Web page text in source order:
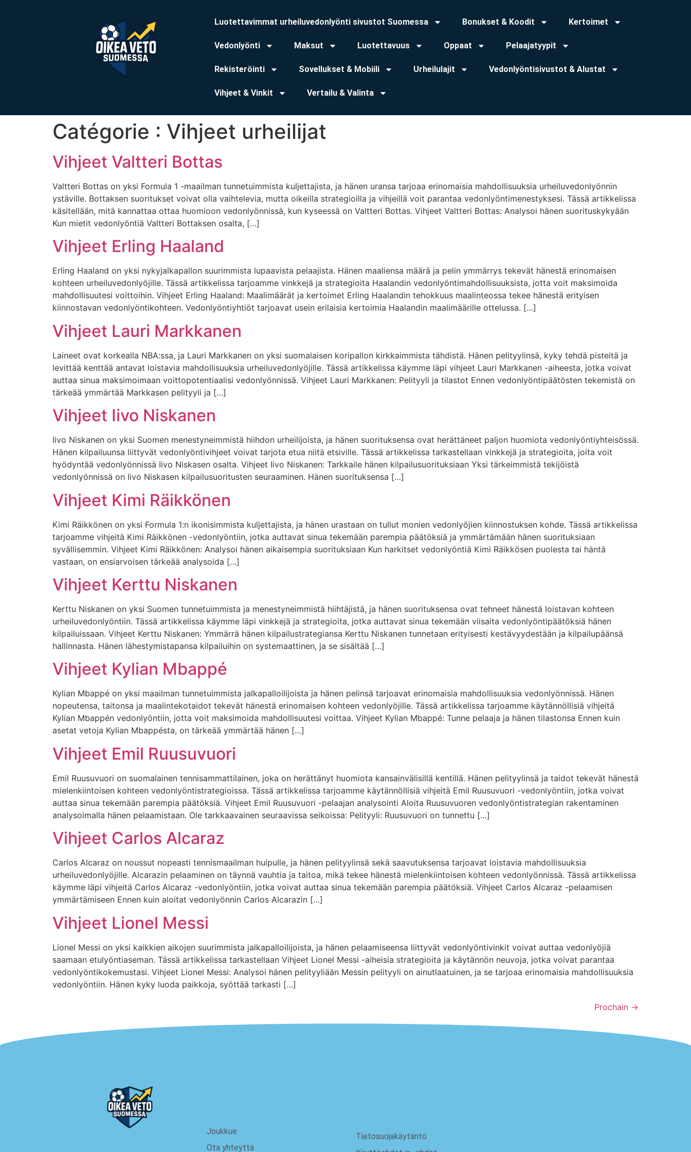
Luotettavimmat urheiluvedonlyönti sivustot Suomessa Bonukset & Koodit Kertoimet
Vedonlyönti Maksut Luotettavuus Oppaat Pelaajatyypit
Rekisteröinti Sovellukset & Mobiili Urheilulajit Vedonlyöntisivustot & Alustat
Vihjeet & Vinkit Vertailu & Valinta
Catégorie : Vihjeet urheilijat
Vihjeet Valtteri Bottas
Valtteri Bottas on yksi Formula 1 -maailman tunnetuimmista kuljettajista, ja hänen uransa tarjoaa erinomaisia mahdollisuuksia urheiluvedonlyönnin
ystäville. Bottaksen suoritukset voivat olla vaihtelevia, mutta oikeilla strategioilla ja vihjeillä voit parantaa vedonlyöntimenestyksesi. Tässä artikkelissa
käsitellään, mitä kannattaa ottaa huomioon vedonlyönnissä, kun kyseessä on Valtteri Bottas. Vihjeet Valtteri Bottas: Analysoi hänen suorituskykyään
Kun mietit vedonlyöntiä Valtteri Bottaksen osalta, […]
Vihjeet Erling Haaland
Erling Haaland on yksi nykyjalkapallon suurimmista lupaavista pelaajista. Hänen maaliensa määrä ja pelin ymmärrys tekevät hänestä erinomaisen
kohteen urheiluvedonlyöjille. Tässä artikkelissa tarjoamme vinkkejä ja strategioita Haalandin vedonlyöntimahdollisuuksista, jotta voit maksimoida
mahdollisuutesi voittoihin. Vihjeet Erling Haaland: Maalimäärät ja kertoimet Erling Haalandin tehokkuus maalinteossa tekee hänestä erityisen
kiinnostavan vedonlyöntikohteen. Vedonlyöntiyhtiöt tarjoavat usein erilaisia kertoimia Haalandin maalimäärille ottelussa. […]
Vihjeet Lauri Markkanen
Laineet ovat korkealla NBA:ssa, ja Lauri Markkanen on yksi suomalaisen koripallon kirkkaimmista tähdistä. Hänen pelityylinsä, kyky tehdä pisteitä ja
levittää kenttää antavat loistavia mahdollisuuksia urheiluvedonlyöjille. Tässä artikkelissa käymme läpi vihjeet Lauri Markkanen -aiheesta, jotka voivat
auttaa sinua maksimoimaan voittopotentiaalisi vedonlyönnissä. Vihjeet Lauri Markkanen: Pelityyli ja tilastot Ennen vedonlyöntipäätösten tekemistä on
tärkeää ymmärtää Markkasen pelityyli ja […]
Vihjeet Iivo Niskanen
Iivo Niskanen on yksi Suomen menestyneimmistä hiihdon urheilijoista, ja hänen suorituksensa ovat herättäneet paljon huomiota vedonlyöntiyhteisössä.
Hänen kilpailuunsa liittyvät vedonlyöntivihjeet voivat tarjota etua niitä etsiville. Tässä artikkelissa tarkastellaan vinkkejä ja strategioita, joita voit
hyödyntää vedonlyönnissä Iivo Niskasen osalta. Vihjeet Iivo Niskanen: Tarkkaile hänen kilpailusuorituksiaan Yksi tärkeimmistä tekijöistä
vedonlyönnissä on Iivo Niskasen kilpailusuoritusten seuraaminen. Hänen suorituksensa […]
Vihjeet Kimi Räikkönen
Kimi Räikkönen on yksi Formula 1:n ikonisimmista kuljettajista, ja hänen urastaan on tullut monien vedonlyöjien kiinnostuksen kohde. Tässä artikkelissa
tarjoamme vihjeitä Kimi Räikkönen -vedonlyöntiin, jotka auttavat sinua tekemään parempia päätöksiä ja ymmärtämään hänen suorituksiaan
syvällisemmin. Vihjeet Kimi Räikkönen: Analysoi hänen aikaisempia suorituksiaan Kun harkitset vedonlyöntiä Kimi Räikkösen puolesta tai häntä
vastaan, on ensiarvoisen tärkeää analysoida […]
Vihjeet Kerttu Niskanen
Kerttu Niskanen on yksi Suomen tunnetuimmista ja menestyneimmistä hiihtäjistä, ja hänen suorituksensa ovat tehneet hänestä loistavan kohteen
urheiluvedonlyöntiin. Tässä artikkelissa käymme läpi vinkkejä ja strategioita, jotka auttavat sinua tekemään viisaita vedonlyöntipäätöksiä hänen
kilpailuissaan. Vihjeet Kerttu Niskanen: Ymmärrä hänen kilpailustrategiansa Kerttu Niskanen tunnetaan erityisesti kestävyydestään ja kilpailupäänsä
hallinnasta. Hänen lähestymistapansa kilpailuihin on systemaattinen, ja se sisältää […]
Vihjeet Kylian Mbappé
Kylian Mbappé on yksi maailman tunnetuimmista jalkapalloilijoista ja hänen pelinsä tarjoavat erinomaisia mahdollisuuksia vedonlyönnissä. Hänen
nopeutensa, taitonsa ja maalintekotaidot tekevät hänestä erinomaisen kohteen vedonlyöjille. Tässä artikkelissa tarjoamme käytännöllisiä vihjeitä
Kylian Mbappén vedonlyöntiin, jotta voit maksimoida mahdollisuutesi voittaa. Vihjeet Kylian Mbappé: Tunne pelaaja ja hänen tilastonsa Ennen kuin
asetat vetoja Kylian Mbappésta, on tärkeää ymmärtää hänen […]
Vihjeet Emil Ruusuvuori
Emil Ruusuvuori on suomalainen tennisammattilainen, joka on herättänyt huomiota kansainvälisillä kentillä. Hänen pelityylinsä ja taidot tekevät hänestä
mielenkiintoisen kohteen vedonlyöntistrategioissa. Tässä artikkelissa tarjoamme käytännöllisiä vihjeitä Emil Ruusuvuori -vedonlyöntiin, jotka voivat
auttaa sinua tekemään parempia päätöksiä. Vihjeet Emil Ruusuvuori -pelaajan analysointi Aloita Ruusuvuoren vedonlyöntistrategian rakentaminen
analysoimalla hänen pelaamistaan. Ole tarkkaavainen seuraavissa seikoissa: Pelityyli: Ruusuvuori on tunnettu […]
Vihjeet Carlos Alcaraz
Carlos Alcaraz on noussut nopeasti tennismaailman huipulle, ja hänen pelityylinsä sekä saavutuksensa tarjoavat loistavia mahdollisuuksia
urheiluvedonlyöjille. Alcarazin pelaaminen on täynnä vauhtia ja taitoa, mikä tekee hänestä mielenkiintoisen kohteen vedonlyönnissä. Tässä artikkelissa
käymme läpi vihjeitä Carlos Alcaraz -vedonlyöntiin, jotka voivat auttaa sinua tekemään parempia päätöksiä. Vihjeet Carlos Alcaraz -pelaamisen
ymmärtämiseen Ennen kuin aloitat vedonlyönnin Carlos Alcarazin […]
Vihjeet Lionel Messi
Lionel Messi on yksi kaikkien aikojen suurimmista jalkapalloilijoista, ja hänen pelaamiseensa liittyvät vedonlyöntivinkit voivat auttaa vedonlyöjiä
saamaan etulyöntiaseman. Tässä artikkelissa tarkastellaan Vihjeet Lionel Messi -aiheisia strategioita ja käytännön neuvoja, jotka voivat parantaa
vedonlyöntikokemustasi. Vihjeet Lionel Messi: Analysoi hänen pelityyliään Messin pelityyli on ainutlaatuinen, ja se tarjoaa erinomaisia mahdollisuuksia
vedonlyöntiin. Hänen kyky luoda paikkoja, syöttää tarkasti […]
Prochain →
Joukkue
Ota yhteyttä
Tietosuojakäytäntö